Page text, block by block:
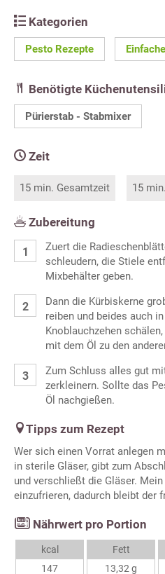
Kategorien
Pesto Rezepte
Benötigte
Pürierstab - Stabmixer
Zeit
15 min. Gesamtzeit 15
Zubereitung
Zuert die
schleudern, die Stiele
Mixbehälter geben.
Dann die Kürbiskerne
reiben und beides auch
Knoblauchzehen
mit dem Öl zu den
Zum Schluss alles gut
zerkleinern. Sollte das
Öl nachgießen.
Tipps zum Rezept
Wer sich einen Vorrat anlegen
in sterile Gläser, gibt zum
und verschließt die Gläser.
einzufrieren, dadurch bleibt der
Nährwert pro Portion
kcal
147
Fett
13,32 g